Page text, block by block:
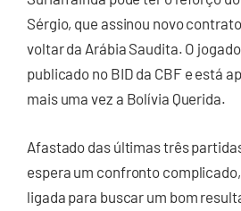
Sérgio, que assinou novo
voltar da Arábia Saudita. O
publicado no BID da CBF e está
mais uma vez a Bolívia Querida.
Afastado das últimas três
espera um confronto
ligada para buscar um bom